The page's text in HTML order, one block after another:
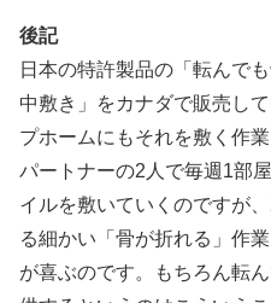
後記
日本の特許製品の「転んで
中敷き」をカナダで販売し
プホームにもそれを敷く作
パートナーの2人で毎週1部
イルを敷いていくのですが
る細かい「骨が折れる」作
が喜ぶのです。もちろん転